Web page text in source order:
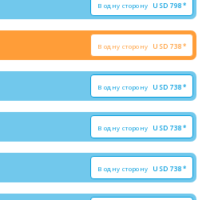
В одну сторону USD 798*
В одну сторону USD 738*
В одну сторону USD 738*
В одну сторону USD 738*
В одну сторону USD 738*